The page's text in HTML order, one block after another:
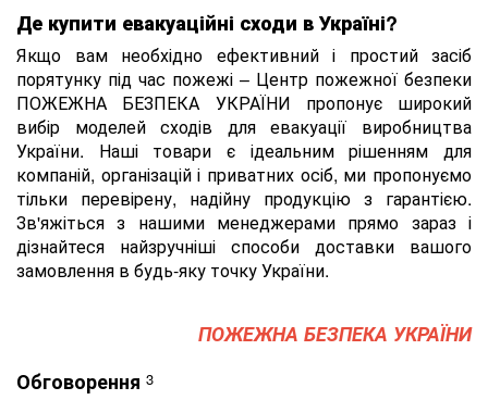
Де купити евакуаційні сходи в Україні?
Якщо вам необхідно ефективний і простий засіб
порятунку під час пожежі – Центр пожежної безпеки
ПОЖЕЖНА БЕЗПЕКА УКРАЇНИ пропонує широкий
вибір моделей сходів для евакуації виробництва
України. Наші товари є ідеальним рішенням для
компаній, організацій і приватних осіб, ми пропонуємо
тільки перевірену, надійну продукцію з гарантією.
Зв'яжіться з нашими менеджерами прямо зараз і
дізнайтеся найзручніші способи доставки вашого
замовлення в будь-яку точку України.
ПОЖЕЖНА БЕЗПЕКА УКРАЇНИ
Обговорення 3